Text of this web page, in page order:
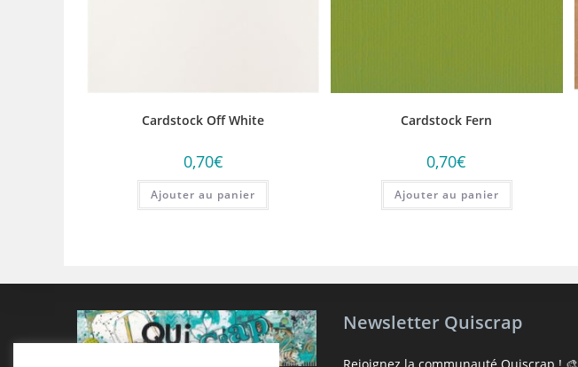
Cardstock Off White
0,70€
Ajouter au panier
Cardstock Fern
0,70€
Ajouter au panier
Newsletter Quiscrap